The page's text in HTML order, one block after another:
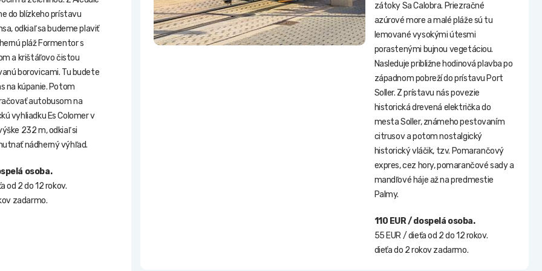
do blízkeho prístavu
odkiaľ sa budeme plaviť
pláž Formentor s
a krištáľovo čistou
borovicami. Tu budete
na kúpanie. Potom
autobusom na
vyhliadku Es Colomer v
232 m, odkiaľ si
nádherný výhľad.
osoba.
od 2 do 12 rokov.
zadarmo.
zátoky Sa Calobra. Priezračné
azúrové more a malé pláže sú tu
lemované vysokými útesmi
porastenými bujnou vegetáciou.
Nasleduje približne hodinová plavba po
západnom pobreží do prístavu Port
Soller. Z prístavu nás povezie
historická drevená električka do
mesta Soller, známeho pestovaním
citrusov a potom nostalgický
historický vláčik, tzv. Pomarančový
expres, cez hory, pomarančové sady a
mandľové háje až na predmestie
Palmy.
110 EUR / dospelá osoba.
55 EUR / dieťa od 2 do 12 rokov.
dieťa do 2 rokov zadarmo.